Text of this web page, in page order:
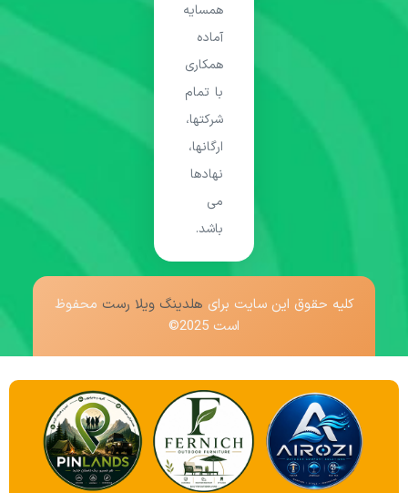
همسایه
آماده
همکاری
با تمام
شرکتها،
ارگانها،
نهادها
می
باشد.
کلیه حقوق این سایت برای هلدینگ ویلا رست محفوظ
است 2025©